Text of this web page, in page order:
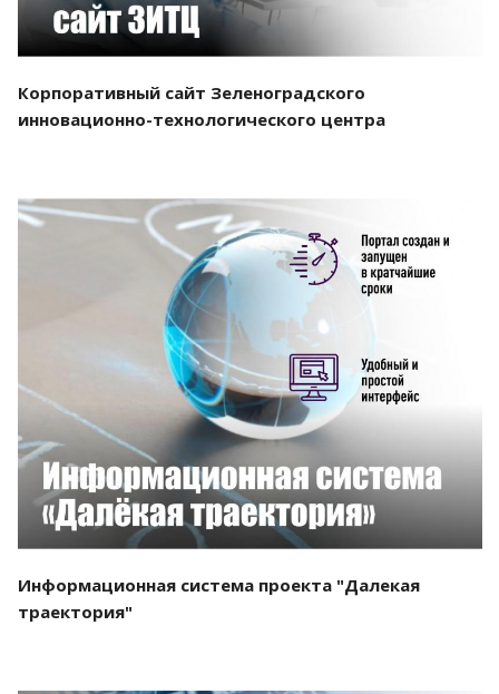
Корпоративный сайт Зеленоградского
инновационно-технологического центра
Смотреть проект
Информационная система проекта "Далекая
траектория"